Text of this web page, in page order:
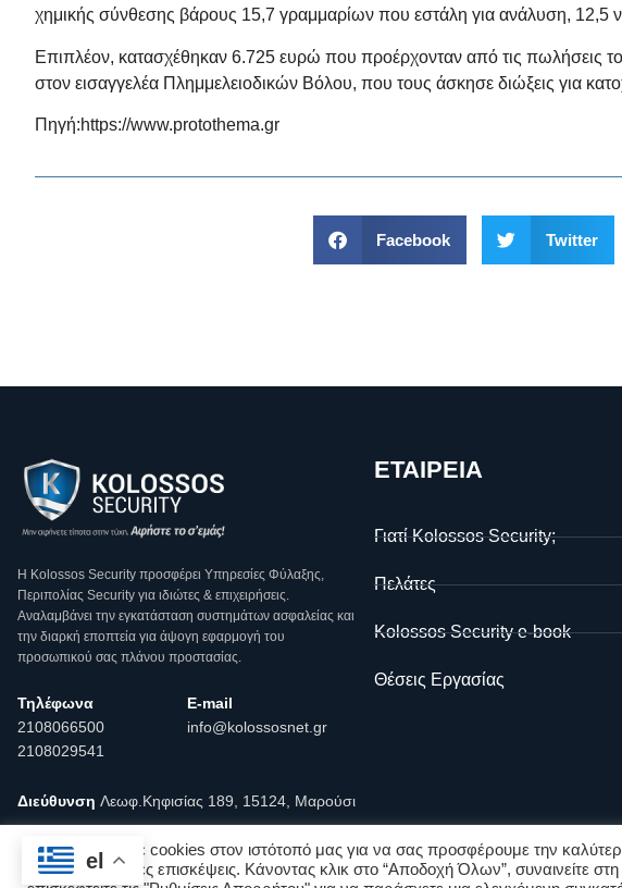
χημικής σύνθεσης βάρους 15,7 γραμμαρίων που εστάλη για ανάλυση, 12,5
Επιπλέον, κατασχέθηκαν 6.725 ευρώ που προέρχονταν από τις πωλήσεις
στον εισαγγελέα Πλημμελειοδικών Βόλου, που τους άσκησε διώξεις για
Πηγή:https://www.protothema.gr
Facebook Twitter
Η Κοlossos Security προσφέρει Υπηρεσίες Φύλαξης,
Περιπολίας Security για ιδιώτες & επιχειρήσεις.
Αναλαμβάνει την εγκατάσταση συστημάτων ασφαλείας και
την διαρκή εποπτεία για άψογη εφαρμογή του
προσωπικού σας πλάνου προστασίας.
Τηλέφωνα
2108066500
2108029541
E-mail
info@kolossosnet.gr
Διεύθυνση Λεωφ.Κηφισίας 189, 15124, Μαρούσι
ΕΤΑΙΡΕΙΑ
Γιατί Kolossos Security;
Πελάτες
Kolossos Security e-book
Θέσεις Εργασίας
Χρησιμοποιούμε cookies στον ιστότοπό μας για να σας προσφέρουμε την
σας για επόμενες επισκέψεις. Κάνοντας κλικ στο “Αποδοχή Όλων”, συναινείτε
el